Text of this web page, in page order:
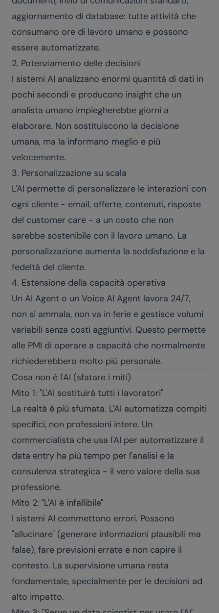
aggiornamento di database: tutte attività che
consumano ore di lavoro umano e possono
essere automatizzate.
2. Potenziamento delle decisioni
I sistemi AI analizzano enormi quantità di dati in
pochi secondi e producono insight che un
analista umano impiegherebbe giorni a
elaborare. Non sostituiscono la decisione
umana, ma la informano meglio e più
velocemente.
3. Personalizzazione su scala
L'AI permette di personalizzare le interazioni con
ogni cliente - email, offerte, contenuti, risposte
del customer care - a un costo che non
sarebbe sostenibile con il lavoro umano. La
personalizzazione aumenta la soddisfazione e la
fedeltà del cliente.
4. Estensione della capacità operativa
Un AI Agent o un Voice AI Agent lavora 24/7,
non si ammala, non va in ferie e gestisce volumi
variabili senza costi aggiuntivi. Questo permette
alle PMI di operare a capacità che normalmente
richiederebbero molto più personale.
Cosa non è l'AI (sfatare i miti)
Mito 1: "L'AI sostituirà tutti i lavoratori"
La realtà è più sfumata. L'AI automatizza compiti
specifici, non professioni intere. Un
commercialista che usa l'AI per automatizzare il
data entry ha più tempo per l'analisi e la
consulenza strategica - il vero valore della sua
professione.
Mito 2: "L'AI è infallibile"
I sistemi AI commettono errori. Possono
"allucinare" (generare informazioni plausibili ma
false), fare previsioni errate e non capire il
contesto. La supervisione umana resta
fondamentale, specialmente per le decisioni ad
alto impatto.